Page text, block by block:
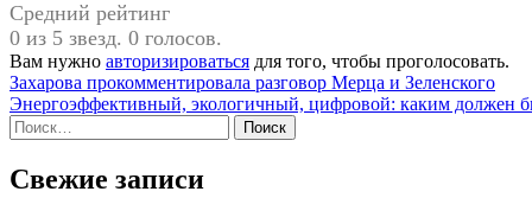
Средний рейтинг
0 из 5 звезд. 0 голосов.
Вам нужно авторизироваться для того, чтобы проголосовать.
Навигация
по
записям
Захарова прокомментировала разговор Мерца и Зеленского
Энергоэффективный, экологичный, цифровой: каким должен
Найти:
Свежие записи